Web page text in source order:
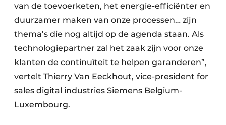
van de toevoerketen, het energie-efficiënter en
duurzamer maken van onze processen… zijn
thema’s die nog altijd op de agenda staan. Als
technologiepartner zal het zaak zijn voor onze
klanten de continuïteit te helpen garanderen”,
vertelt Thierry Van ­Eeckhout, vice-president for
sales digital industries Siemens Belgium-
Luxembourg.